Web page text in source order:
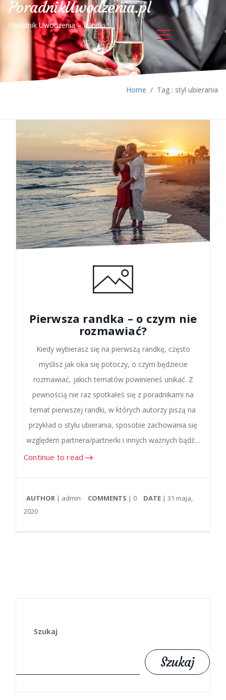
PoradnikUwodzenia.pl
Poradnik Uwodzenia – Randki
Home / Tag : styl ubierania
Pierwsza randka – o czym nie
rozmawiać?
Kiedy wybierasz się na pierwszą randkę, często
myślisz jak oka się potoczy, o czym będziecie
rozmawiać, jakich tematów powinieneś unikać. Z
pewnością nie raz spotkałeś się z poradnikami na
temat pierwszej randki, w których autorzy piszą na
przykład o stylu ubierania, sposobie zachowania się
względem partnera/partnerki i innych ważnych bądź…
Continue to read
AUTHOR | admin COMMENTS | 0 DATE | 31 maja,
2020
Szukaj
Szukaj